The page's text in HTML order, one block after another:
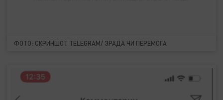
ФОТО: СКРИНШОТ TELEGRAM/ ЗРАДА ЧИ ПЕРЕМОГА